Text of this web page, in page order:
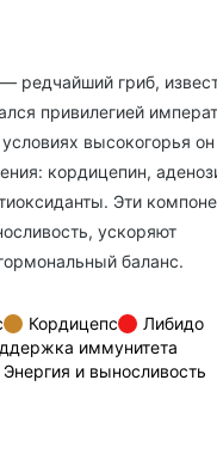
— редчайший гриб,
привилегией
высокогорья он
кордицепин,
Эти
ускоряют
баланс.
Кордицепс
Либидо
иммунитета
Энергия и выносливость